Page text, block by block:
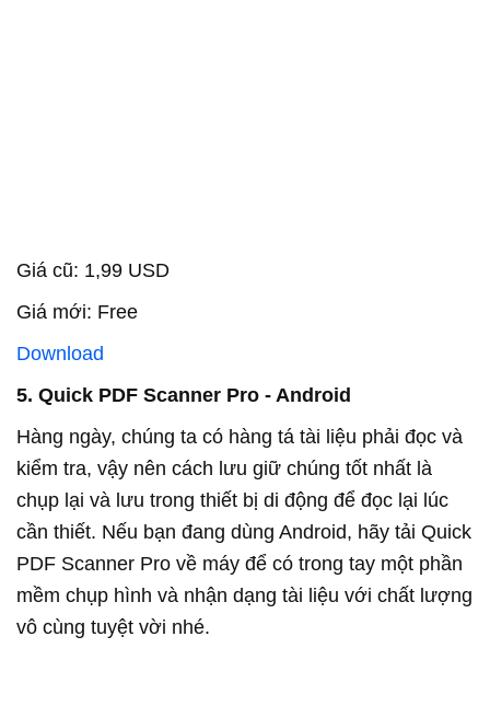
Giá cũ: 1,99 USD
Giá mới: Free
Download
5. Quick PDF Scanner Pro - Android
Hàng ngày, chúng ta có hàng tá tài liệu phải đọc và
kiểm tra, vậy nên cách lưu giữ chúng tốt nhất là
chụp lại và lưu trong thiết bị di động để đọc lại lúc
cần thiết. Nếu bạn đang dùng Android, hãy tải Quick
PDF Scanner Pro về máy để có trong tay một phần
mềm chụp hình và nhận dạng tài liệu với chất lượng
vô cùng tuyệt vời nhé.